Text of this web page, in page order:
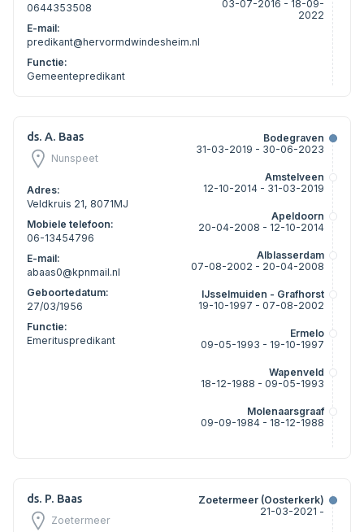
0644353508
E-mail:
predikant@hervormdwindesheim.nl
Functie:
Gemeentepredikant
03-07-2016 - 18-09-
2022
ds. A. Baas
Nunspeet
Adres:
Veldkruis 21, 8071MJ
Mobiele telefoon:
06-13454796
E-mail:
abaas0@kpnmail.nl
Geboortedatum:
27/03/1956
Functie:
Emerituspredikant
Bodegraven
31-03-2019 - 30-06-2023
Amstelveen
12-10-2014 - 31-03-2019
Apeldoorn
20-04-2008 - 12-10-2014
Alblasserdam
07-08-2002 - 20-04-2008
IJsselmuiden - Grafhorst
19-10-1997 - 07-08-2002
Ermelo
09-05-1993 - 19-10-1997
Wapenveld
18-12-1988 - 09-05-1993
Molenaarsgraaf
09-09-1984 - 18-12-1988
ds. P. Baas
Zoetermeer
Zoetermeer (Oosterkerk)
21-03-2021 -